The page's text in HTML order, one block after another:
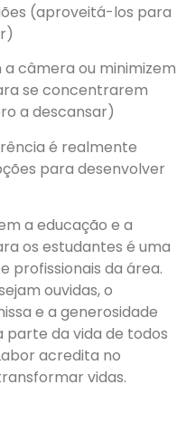
(aproveitá-los para
a câmera ou minimizem
se concentrarem
a descansar)
é realmente
para desenvolver
a educação e a
os estudantes é uma
profissionais da área.
ouvidas, o
e a generosidade
da vida de todos
acredita no
vidas.